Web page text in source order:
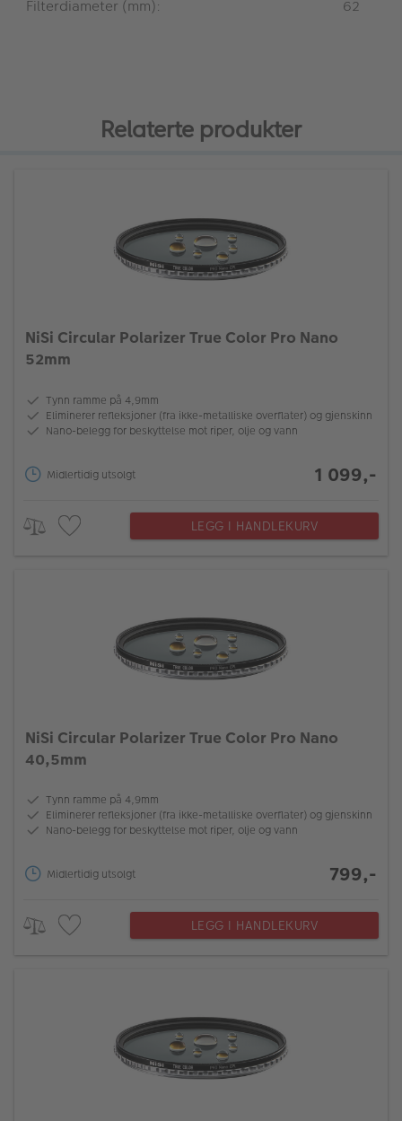
Filterdiameter (mm): 62
Relaterte produkter
NiSi Circular Polarizer True Color Pro Nano
52mm
Tynn ramme på 4,9mm
Eliminerer refleksjoner (fra ikke-metalliske overflater) og gjenskinn
Nano-belegg for beskyttelse mot riper, olje og vann
Midlertidig utsolgt 1 099,-
LEGG I HANDLEKURV
NiSi Circular Polarizer True Color Pro Nano
40,5mm
Tynn ramme på 4,9mm
Eliminerer refleksjoner (fra ikke-metalliske overflater) og gjenskinn
Nano-belegg for beskyttelse mot riper, olje og vann
Midlertidig utsolgt 799,-
LEGG I HANDLEKURV